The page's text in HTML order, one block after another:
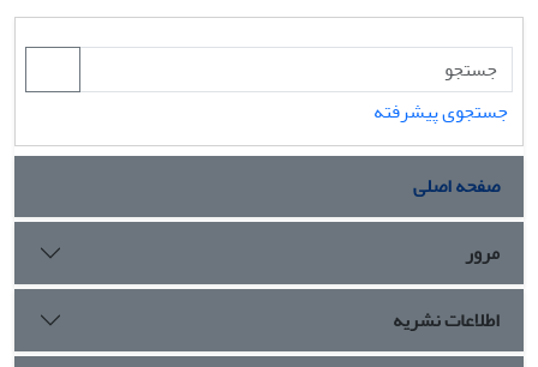
جستجوی پیشرفته
صفحه اصلی
مرور
اطلاعات نشریه